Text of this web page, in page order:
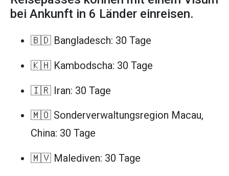
bei Ankunft in 6 Länder einreisen.
🇧🇩 Bangladesch: 30 Tage
🇰🇭 Kambodscha: 30 Tage
🇮🇷 Iran: 30 Tage
🇲🇴 Sonderverwaltungsregion Macau,
China: 30 Tage
🇲🇻 Malediven: 30 Tage